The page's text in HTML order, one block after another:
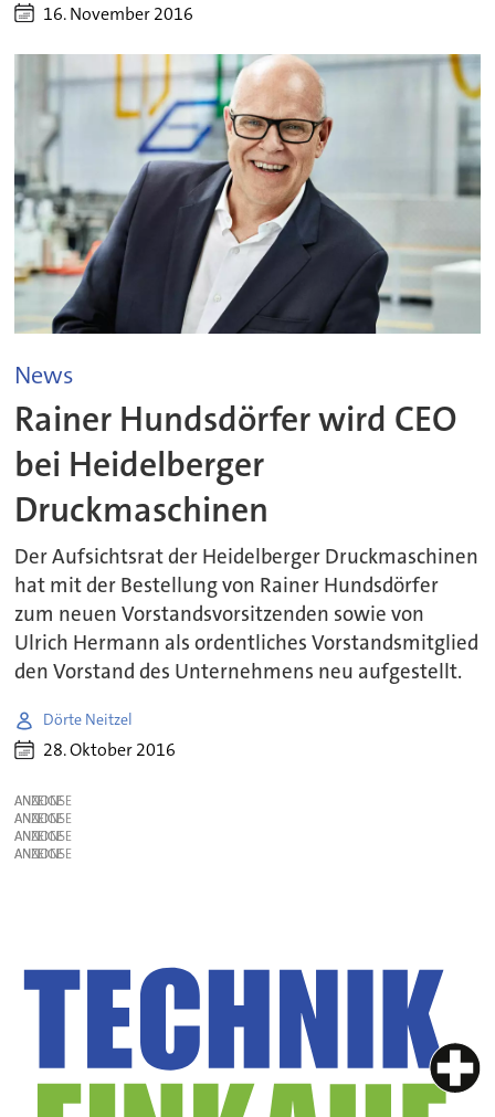
16. November 2016
News
Rainer Hundsdörfer wird CEO
bei Heidelberger
Druckmaschinen
Der Aufsichtsrat der Heidelberger Druckmaschinen
hat mit der Bestellung von Rainer Hundsdörfer
zum neuen Vorstandsvorsitzenden sowie von
Ulrich Hermann als ordentliches Vorstandsmitglied
den Vorstand des Unternehmens neu aufgestellt.
Dörte Neitzel
28. Oktober 2016
ANZEIGE
ANZEIGE
ANZEIGE
ANZEIGE